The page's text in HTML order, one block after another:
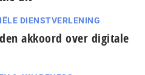
DIENSTVERLENING
akkoord over digitale